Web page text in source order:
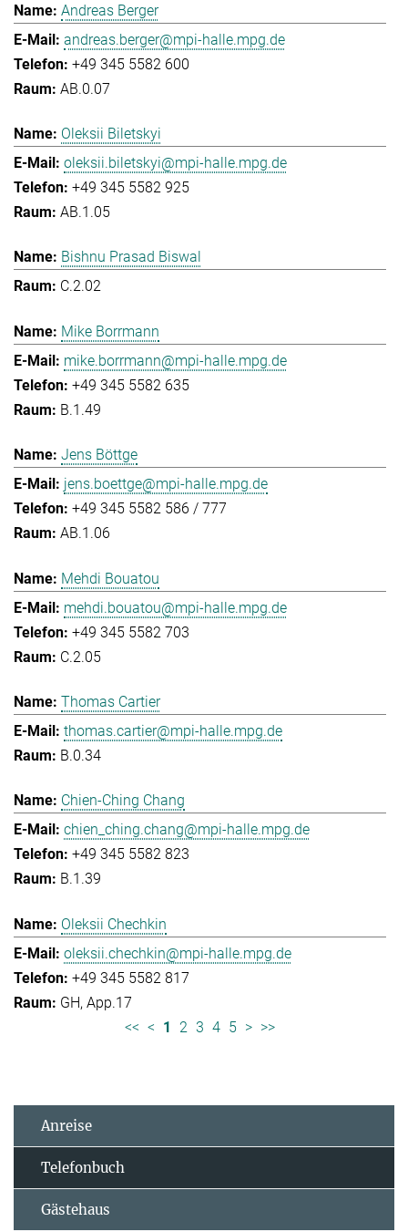
Andreas Berger
andreas.berger@mpi-halle.mpg.de
+49 345 5582 600
AB.0.07
Oleksii Biletskyi
oleksii.biletskyi@mpi-halle.mpg.de
+49 345 5582 925
AB.1.05
Bishnu Prasad Biswal
C.2.02
Mike Borrmann
mike.borrmann@mpi-halle.mpg.de
+49 345 5582 635
B.1.49
Jens Böttge
jens.boettge@mpi-halle.mpg.de
+49 345 5582 586 / 777
AB.1.06
Mehdi Bouatou
mehdi.bouatou@mpi-halle.mpg.de
+49 345 5582 703
C.2.05
Thomas Cartier
thomas.cartier@mpi-halle.mpg.de
B.0.34
Chien-Ching Chang
chien_ching.chang@mpi-halle.mpg.de
+49 345 5582 823
B.1.39
Oleksii Chechkin
oleksii.chechkin@mpi-halle.mpg.de
+49 345 5582 817
GH, App.17
<< < 1 2 3 4 5 > >>
Anreise
Telefonbuch
Gästehaus